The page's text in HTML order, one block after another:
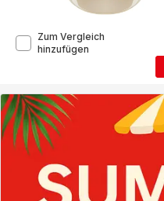
Zum Vergleich
hinzufügen